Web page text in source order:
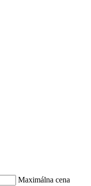
Maximálna cena